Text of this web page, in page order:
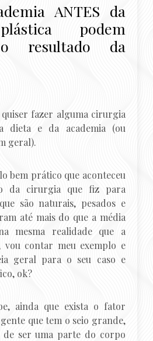
ANTES da
podem
resultado da
quiser fazer alguma cirurgia
dieta e da academia (ou
geral).
bem prático que aconteceu
da cirurgia que fiz para
são naturais, pesados e
até mais do que a média
mesma realidade que a
vou contar meu exemplo e
geral para o seu caso e
ok?
ainda que exista o fator
que tem o seio grande,
de ser uma parte do corpo